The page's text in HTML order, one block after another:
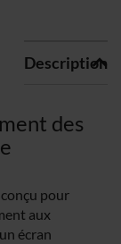
Description
des
pour
aux
écran